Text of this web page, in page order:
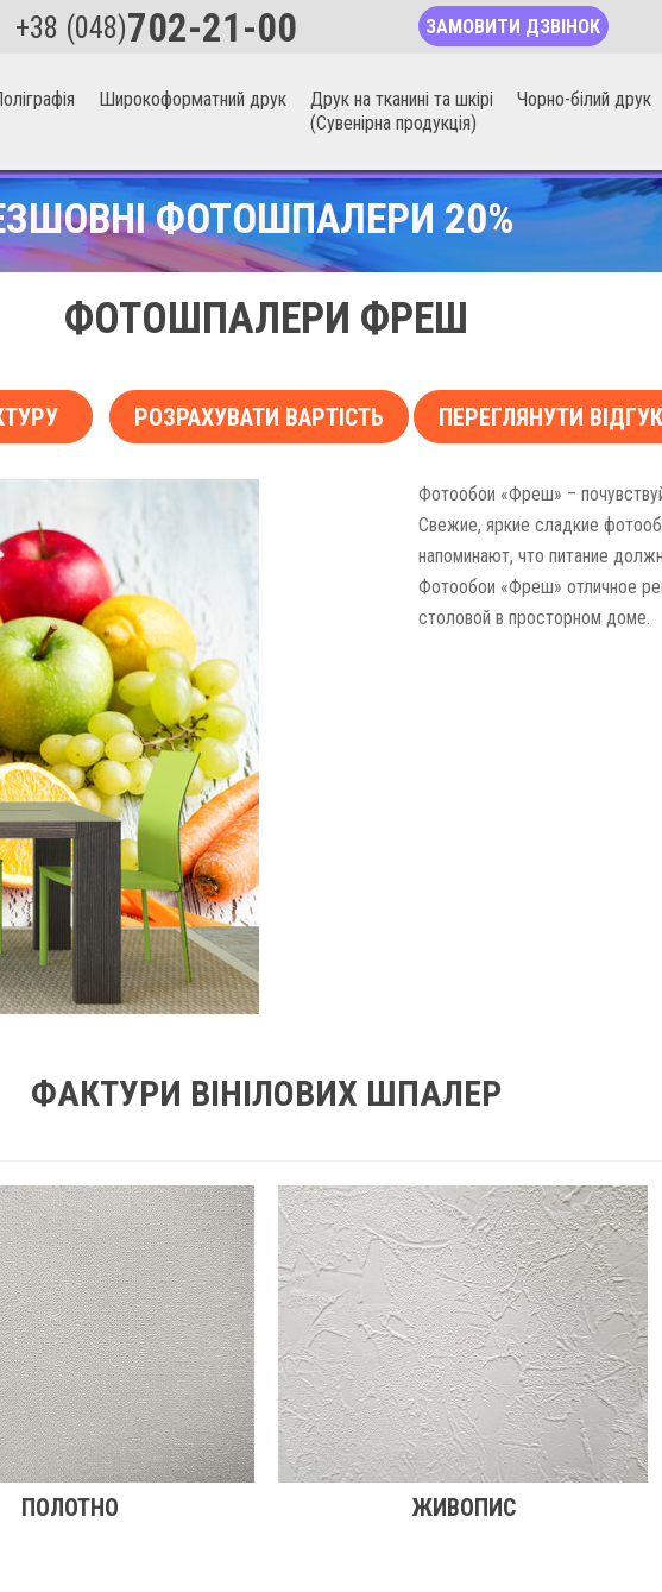
+38 (048)702-21-00 ЗАМОВИТИ ДЗВІНОК
Широкоформатний друк
Друк на тканині та шкірі
(Сувенірна продукція)
Чорно-білий друк
ФОТОШПАЛЕРИ 20%
ФОТОШПАЛЕРИ ФРЕШ
РОЗРАХУВАТИ ВАРТІСТЬ ПЕРЕГЛЯНУТИ
Фотообои «Фреш» –
Свежие, яркие сладкие
напоминают, что питание
Фотообои «Фреш» отличное
столовой в просторном доме.
ФАКТУРИ ВІНІЛОВИХ ШПАЛЕР
ПОЛОТНО ЖИВОПИС